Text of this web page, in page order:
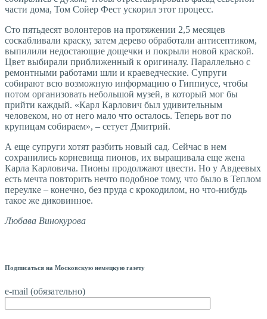
части дома, Том Сойер Фест ускорил этот процесс.
Сто пятьдесят волонтеров на протяжении 2,5 месяцев
соскабливали краску, затем дерево обработали антисептиком,
выпилили недостающие дощечки и покрыли новой краской.
Цвет выбирали приближенный к оригиналу. Параллельно с
ремонтными работами шли и краеведческие. Супруги
собирают всю возможную информацию о Гиппиусе, чтобы
потом организовать небольшой музей, в который мог бы
прийти каждый. «Карл Карлович был удивительным
человеком, но от него мало что осталось. Теперь вот по
крупицам собираем», – сетует Дмитрий.
А еще супруги хотят разбить новый сад. Сейчас в нем
сохранились корневища пионов, их выращивала еще жена
Карла Карловича. Пионы продолжают цвести. Но у Авдеевых
есть мечта повторить нечто подобное тому, что было в Теплом
переулке – конечно, без пруда с крокодилом, но что-нибудь
такое же диковинное.
Любава Винокурова
Подписаться на Московскую немецкую газету
e-mail (обязательно)